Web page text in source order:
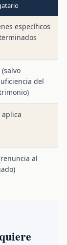
específicos
(salvo
del
aplica
al